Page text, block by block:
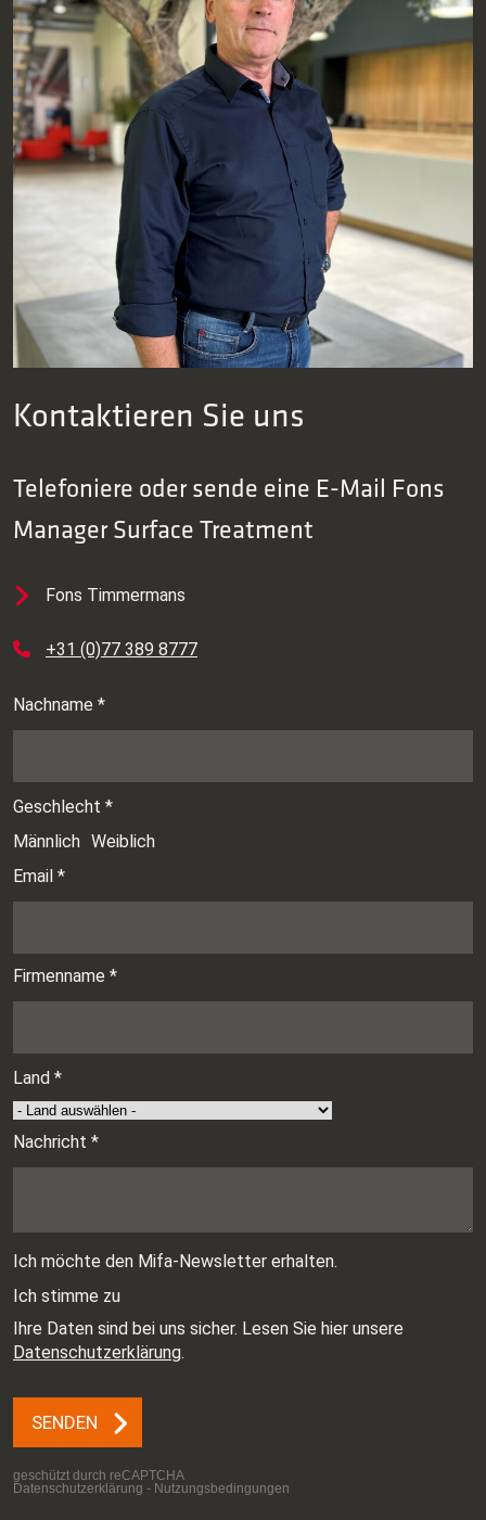
Kontaktieren Sie uns
Telefoniere oder sende eine E-Mail Fons
Manager Surface Treatment
Fons Timmermans
+31 (0)77 389 8777